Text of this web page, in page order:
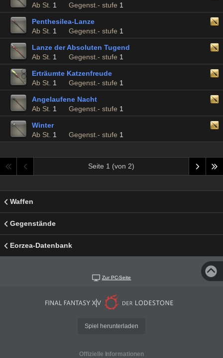
Ab St. 1 Gegenst.- stufe 1
Penthesilea-Lanze
Ab St. 1 Gegenst.- stufe 1
Lanze der Absoluten Tugend
Ab St. 1 Gegenst.- stufe 1
Erträumte Katzenfreude
Ab St. 1 Gegenst.- stufe 1
Angelaufene Nacht
Ab St. 1 Gegenst.- stufe 1
Winter
Ab St. 1 Gegenst.- stufe 1
Seite 1 (von 2)
Waffen
Gegenstände
Eorzea-Datenbank
Zur PC-Seite
Spiel herunterladen
Offizielle Informationen